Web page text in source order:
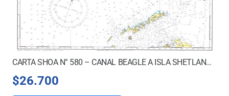
CARTA SHOA N° 580 – CANAL BEAGLE A ISLA SHETLAND DEL SUR
$26.700